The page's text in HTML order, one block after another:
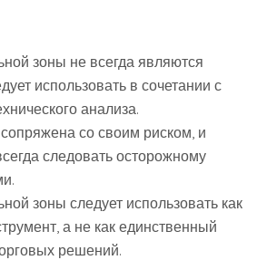
зоны не всегда являются
использовать в сочетании с
анализа.
со своим риском, и
следовать осторожному
зоны следует использовать как
а не как единственный
решений.